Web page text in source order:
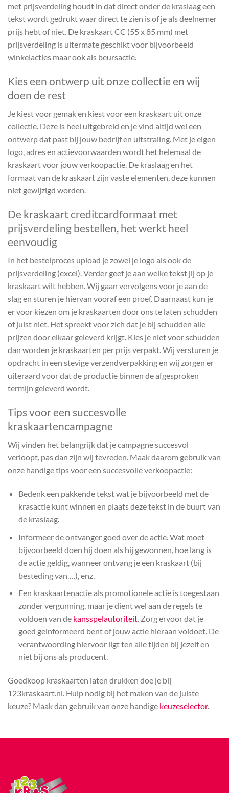
met prijsverdeling houdt in dat direct onder de kraslaag een
tekst wordt gedrukt waar direct te zien is of je als deelnemer
prijs hebt of niet. De kraskaart CC (55 x 85 mm) met
prijsverdeling is uitermate geschikt voor bijvoorbeeld
winkelacties maar ook als beursactie.
Kies een ontwerp uit onze collectie en wij
doen de rest
Je kiest voor gemak en kiest voor een kraskaart uit onze
collectie. Deze is heel uitgebreid en je vind altijd wel een
ontwerp dat past bij jouw bedrijf en uitstraling. Met je eigen
logo, adres en actievoorwaarden wordt het helemaal de
kraskaart voor jouw verkoopactie. De kraslaag en het
formaat van de kraskaart zijn vaste elementen, deze kunnen
niet gewijzigd worden.
De kraskaart creditcardformaat met
prijsverdeling bestellen, het werkt heel
eenvoudig
In het bestelproces upload je zowel je logo als ook de
prijsverdeling (excel). Verder geef je aan welke tekst jij op je
kraskaart wilt hebben. Wij gaan vervolgens voor je aan de
slag en sturen je hiervan vooraf een proef. Daarnaast kun je
er voor kiezen om je kraskaarten door ons te laten schudden
of juist niet. Het spreekt voor zich dat je bij schudden alle
prijzen door elkaar geleverd krijgt. Kies je niet voor schudden
dan worden je kraskaarten per prijs verpakt. Wij versturen je
opdracht in een stevige verzendverpakking en wij zorgen er
uiteraard voor dat de productie binnen de afgesproken
termijn geleverd wordt.
Tips voor een succesvolle
kraskaartencampagne
Wij vinden het belangrijk dat je campagne succesvol
verloopt, pas dan zijn wij tevreden. Maak daarom gebruik van
onze handige tips voor een succesvolle verkoopactie:
Bedenk een pakkende tekst wat je bijvoorbeeld met de
krasactie kunt winnen en plaats deze tekst in de buurt van
de kraslaag.
Informeer de ontvanger goed over de actie. Wat moet
bijvoorbeeld doen hij doen als hij gewonnen, hoe lang is
de actie geldig, wanneer ontvang je een kraskaart (bij
besteding van….), enz.
Een kraskaartenactie als promotionele actie is toegestaan
zonder vergunning, maar je dient wel aan de regels te
voldoen van de kansspelautoriteit. Zorg ervoor dat je
goed geinformeerd bent of jouw actie hieraan voldoet. De
verantwoording hiervoor ligt ten alle tijden bij jezelf en
niet bij ons als producent.
Goedkoop kraskaarten laten drukken doe je bij
123kraskaart.nl. Hulp nodig bij het maken van de juiste
keuze? Maak dan gebruik van onze handige keuzeselector.